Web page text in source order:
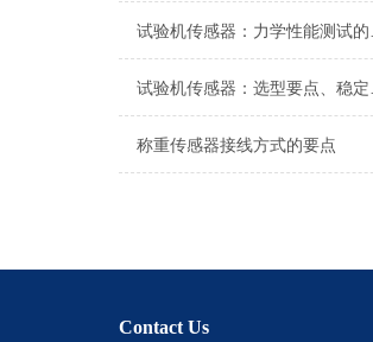
试验
试验
称重传感器接线方式的要点
Contact Us